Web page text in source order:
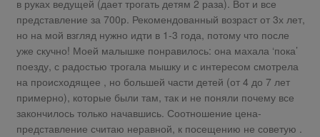
в руках ведущей (дает трогать детям 2 раза). Вот и все
представление за 700р. Рекомендованный возраст от 3х лет,
но на мой взгляд нужно идти в 1-3 года, потому что после
уже скучно! Моей малышке понравилось: она махала ‘пока’
поезду, с радостью трогала мышку и с интересом смотрела
на происходящее , но большей части детей (от 4 до 7 лет
примерно), которые были там, так и не поняли почему все
закончилось только начавшись. Соотношение цена-
представление считаю неравной, к посещению не советую .